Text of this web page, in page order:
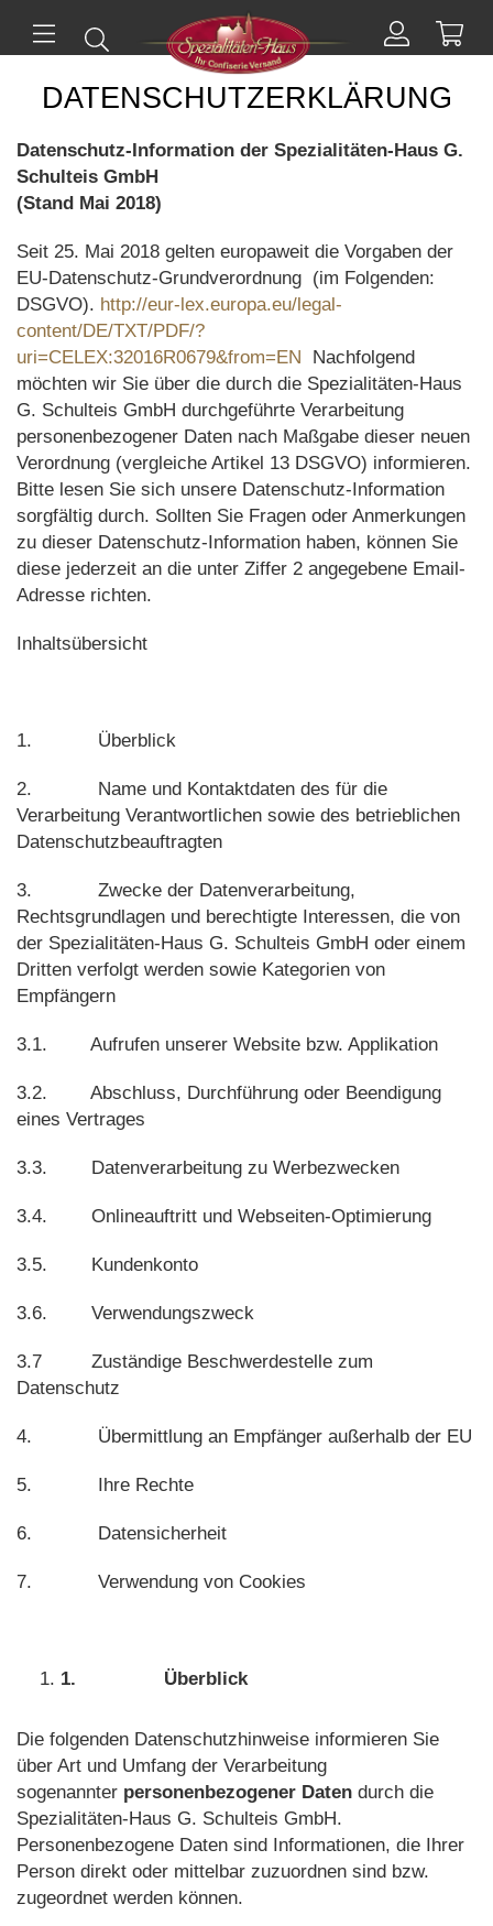
Menü
Suchen
Mein
DATENSCHUTZERKLÄRUNG
Datenschutz-Information der Spezialitäten-Haus G.
Schulteis GmbH
(Stand Mai 2018)
Seit 25. Mai 2018 gelten europaweit die Vorgaben der
EU-Datenschutz-Grundverordnung (im Folgenden:
DSGVO). http://eur-lex.europa.eu/legal-
content/DE/TXT/PDF/?
uri=CELEX:32016R0679&from=EN Nachfolgend
möchten wir Sie über die durch die Spezialitäten-Haus
G. Schulteis GmbH durchgeführte Verarbeitung
personenbezogener Daten nach Maßgabe dieser neuen
Verordnung (vergleiche Artikel 13 DSGVO) informieren.
Bitte lesen Sie sich unsere Datenschutz-Information
sorgfältig durch. Sollten Sie Fragen oder Anmerkungen
zu dieser Datenschutz-Information haben, können Sie
diese jederzeit an die unter Ziffer 2 angegebene Email-
Adresse richten.
Inhaltsübersicht
1. Überblick
2. Name und Kontaktdaten des für die
Verarbeitung Verantwortlichen sowie des betrieblichen
Datenschutzbeauftragten
3. Zwecke der Datenverarbeitung,
Rechtsgrundlagen und berechtigte Interessen, die von
der Spezialitäten-Haus G. Schulteis GmbH oder einem
Dritten verfolgt werden sowie Kategorien von
Empfängern
3.1. Aufrufen unserer Website bzw. Applikation
3.2. Abschluss, Durchführung oder Beendigung
eines Vertrages
3.3. Datenverarbeitung zu Werbezwecken
3.4. Onlineauftritt und Webseiten-Optimierung
3.5. Kundenkonto
3.6. Verwendungszweck
3.7 Zuständige Beschwerdestelle zum
Datenschutz
4. Übermittlung an Empfänger außerhalb der EU
5. Ihre Rechte
6. Datensicherheit
7. Verwendung von Cookies
1. Überblick
Die folgenden Datenschutzhinweise informieren Sie
über Art und Umfang der Verarbeitung
sogenannter personenbezogener Daten durch die
Spezialitäten-Haus G. Schulteis GmbH.
Personenbezogene Daten sind Informationen, die Ihrer
Person direkt oder mittelbar zuzuordnen sind bzw.
zugeordnet werden können.